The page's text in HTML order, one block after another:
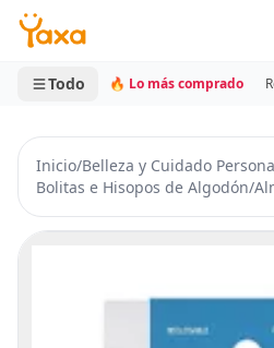
MINI CARRITO
0 productos
Todo 🔥 Lo más comprado
Inicio/Belleza y Cuidado
Bolitas e Hisopos de Algodón/